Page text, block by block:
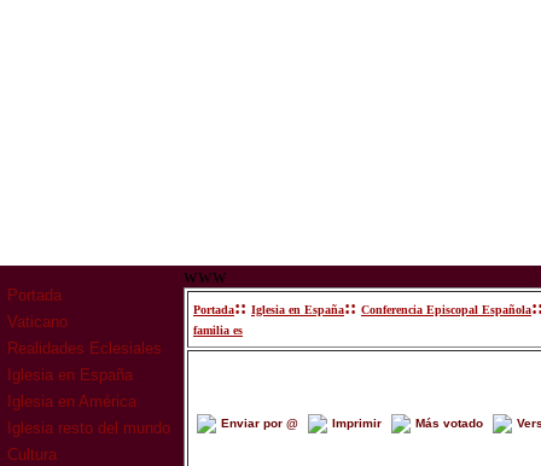
Portada
Vaticano
Realidades Eclesiales
Iglesia en España
Iglesia en América
Iglesia resto del mundo
Cultura
www
Portada:: Iglesia en España:: Conferencia Episcopal Española
familia es
Enviar por @ Imprimir Más votado